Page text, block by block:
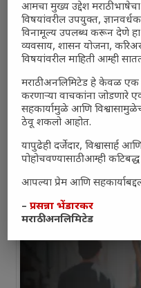
आमचा मुख्य उद्देश मराठी
विषयांवरील उपयुक्त,
विनामूल्य उपलब्ध करून देणे हा
व्यवसाय, शासन योजना,
विषयांवरील माहिती आम्ही
मराठी अनलिमिटेड हे केवळ
करणाऱ्या वाचकांना जोडणारे
सहकार्यामुळे आणि
ठेवू शकलो आहोत.
यापुढेही दर्जेदार, विश्वासार्ह
पोहोचवण्यासाठी आम्ही
आपल्या प्रेम आणि
–प्रसन्ना भेंडारकर
मराठी अनलिमिटेड